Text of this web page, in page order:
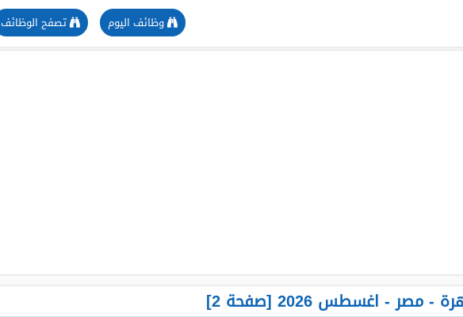
تصفح الوظائف وظائف اليوم
- اغسطس 2026 [صفحة 2]